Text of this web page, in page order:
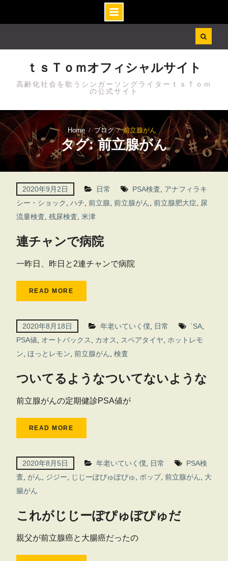
ｔｓＴｏｍオフィシャルサイト
高齢化社会を歌うシンガーソングライターｔｓＴｏｍ
の公式サイト
Home ブログ 前立腺がん
タグ: 前立腺がん
2020年9月2日 日常 PSA検査
アナフィラキ
シー・ショック
ハチ 前立腺 前立腺がん 前立腺肥大症
尿
流量検査 残尿検査 米津
連チャンで病院
一昨日、昨日と2連チャンで病院
READ MORE
2020年8月18日 年老いていく僕, 日常 `SA,
PSA値
オートバックス カオス スペアタイヤ
ホットレモ
ン ほっとレモン 前立腺がん 検査
ついてるようなついてないような
前立腺がんの定期健診PSA値が
READ MORE
2020年8月5日 年老いていく僕, 日常
PSA検
査
がん ジジー じじーぽぴゅぽぴゅ ポップ, 前立腺がん
大
腸がん
これがじじーぽぴゅぽぴゅだ
親父が前立腺癌と大腸癌だったの